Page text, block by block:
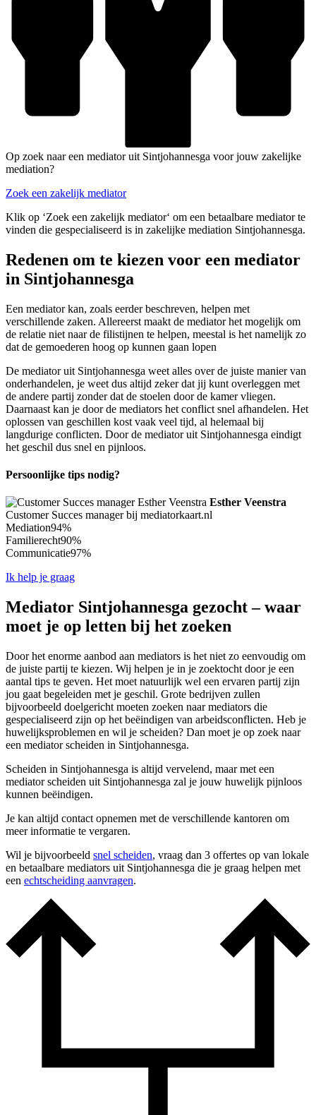
Op zoek naar een mediator uit Sintjohannesga voor jouw zakelijke
mediation?
Zoek een zakelijk mediator
Klik op ‘Zoek een zakelijk mediator‘ om een betaalbare mediator te
vinden die gespecialiseerd is in zakelijke mediation Sintjohannesga.
Redenen om te kiezen voor een mediator
in Sintjohannesga
Een mediator kan, zoals eerder beschreven, helpen met
verschillende zaken. Allereerst maakt de mediator het mogelijk om
de relatie niet naar de filistijnen te helpen, meestal is het namelijk zo
dat de gemoederen hoog op kunnen gaan lopen
De mediator uit Sintjohannesga weet alles over de juiste manier van
onderhandelen, je weet dus altijd zeker dat jij kunt overleggen met
de andere partij zonder dat de stoelen door de kamer vliegen.
Daarnaast kan je door de mediators het conflict snel afhandelen. Het
oplossen van geschillen kost vaak veel tijd, al helemaal bij
langdurige conflicten. Door de mediator uit Sintjohannesga eindigt
het geschil dus snel en pijnloos.
Persoonlijke tips nodig?
Esther Veenstra
Customer Succes manager bij mediatorkaart.nl
Mediation94%
Familierecht90%
Communicatie97%
Ik help je graag
Mediator Sintjohannesga gezocht – waar
moet je op letten bij het zoeken
Door het enorme aanbod aan mediators is het niet zo eenvoudig om
de juiste partij te kiezen. Wij helpen je in je zoektocht door je een
aantal tips te geven. Het moet natuurlijk wel een ervaren partij zijn
jou gaat begeleiden met je geschil. Grote bedrijven zullen
bijvoorbeeld doelgericht moeten zoeken naar mediators die
gespecialiseerd zijn op het beëindigen van arbeidsconflicten. Heb je
huwelijksproblemen en wil je scheiden? Dan moet je op zoek naar
een mediator scheiden in Sintjohannesga.
Scheiden in Sintjohannesga is altijd vervelend, maar met een
mediator scheiden uit Sintjohannesga zal je jouw huwelijk pijnloos
kunnen beëindigen.
Je kan altijd contact opnemen met de verschillende kantoren om
meer informatie te vergaren.
Wil je bijvoorbeeld snel scheiden, vraag dan 3 offertes op van lokale
en betaalbare mediators uit Sintjohannesga die je graag helpen met
een echtscheiding aanvragen.